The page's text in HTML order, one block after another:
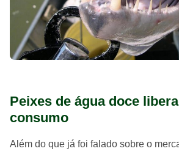
Peixes de água doce
consumo
Além do que já foi falado sobre o